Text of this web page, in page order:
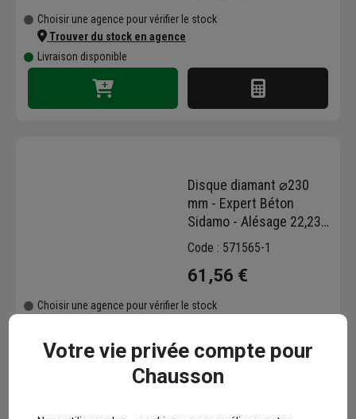
Choisir une agence pour vérifier le stock
Trouver du stock en agence
Livraison disponible
Disque diamant ⌀230
mm - Expert Béton
Sidamo - Alésage 22,23
mm - Pour béton armé,
parpaing et pavé
Code : 571565-1
61,56 €
Choisir une agence pour vérifier le stock
Livraison disponible selon stock agence
Votre vie privée compte pour
Chausson